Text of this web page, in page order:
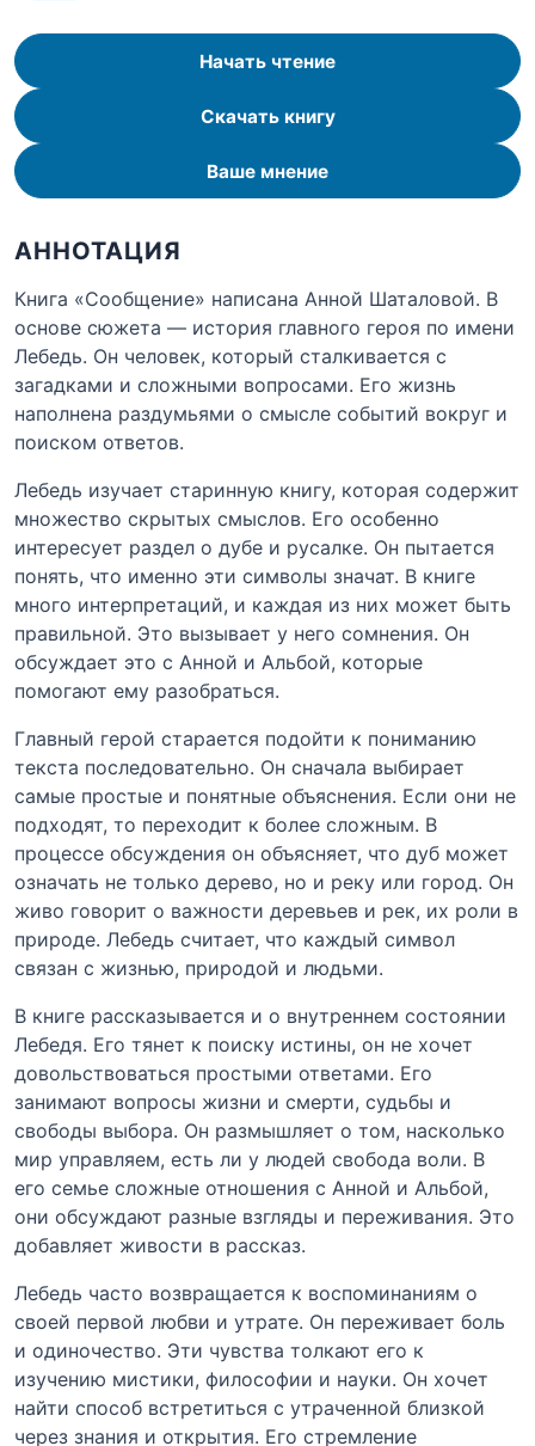
Начать чтение
Скачать книгу
Ваше мнение
АННОТАЦИЯ
Книга «Сообщение» написана Анной Шаталовой. В
основе сюжета — история главного героя по имени
Лебедь. Он человек, который сталкивается с
загадками и сложными вопросами. Его жизнь
наполнена раздумьями о смысле событий вокруг и
поиском ответов.
Лебедь изучает старинную книгу, которая содержит
множество скрытых смыслов. Его особенно
интересует раздел о дубе и русалке. Он пытается
понять, что именно эти символы значат. В книге
много интерпретаций, и каждая из них может быть
правильной. Это вызывает у него сомнения. Он
обсуждает это с Анной и Альбой, которые
помогают ему разобраться.
Главный герой старается подойти к пониманию
текста последовательно. Он сначала выбирает
самые простые и понятные объяснения. Если они не
подходят, то переходит к более сложным. В
процессе обсуждения он объясняет, что дуб может
означать не только дерево, но и реку или город. Он
живо говорит о важности деревьев и рек, их роли в
природе. Лебедь считает, что каждый символ
связан с жизнью, природой и людьми.
В книге рассказывается и о внутреннем состоянии
Лебедя. Его тянет к поиску истины, он не хочет
довольствоваться простыми ответами. Его
занимают вопросы жизни и смерти, судьбы и
свободы выбора. Он размышляет о том, насколько
мир управляем, есть ли у людей свобода воли. В
его семье сложные отношения с Анной и Альбой,
они обсуждают разные взгляды и переживания. Это
добавляет живости в рассказ.
Лебедь часто возвращается к воспоминаниям о
своей первой любви и утрате. Он переживает боль
и одиночество. Эти чувства толкают его к
изучению мистики, философии и науки. Он хочет
найти способ встретиться с утраченной близкой
через знания и открытия. Его стремление